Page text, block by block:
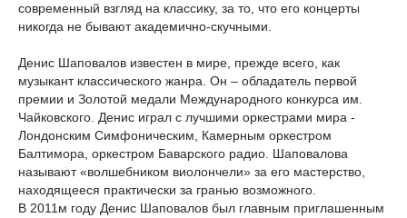
современный взгляд на классику, за то, что его концерты
никогда не бывают академично-скучными.
Денис Шаповалов известен в мире, прежде всего, как
музыкант классического жанра. Он – обладатель первой
премии и Золотой медали Международного конкурса им.
Чайковского. Денис играл с лучшими оркестрами мира -
Лондонским Симфоническим, Камерным оркестром
Балтимора, оркестром Баварского радио. Шаповалова
называют «волшебником виолончели» за его мастерство,
находящееся практически за гранью возможного.
В 2011м году Денис Шаповалов был главным приглашенным